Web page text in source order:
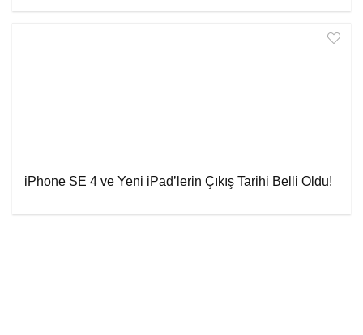
iPhone SE 4 ve Yeni iPad’lerin Çıkış Tarihi Belli Oldu!